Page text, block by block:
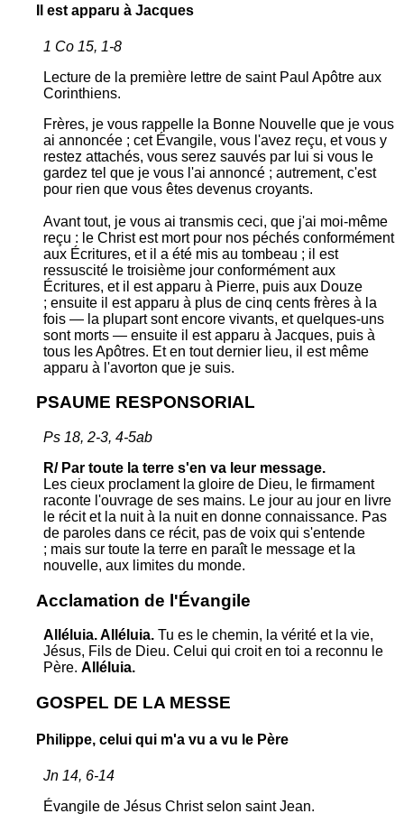
Il est apparu à Jacques
1 Co 15, 1-8
Lecture de la première lettre de saint Paul Apôtre aux
Corinthiens.
Frères, je vous rappelle la Bonne Nouvelle que je vous
ai annoncée ; cet Évangile, vous l'avez reçu, et vous y
restez attachés, vous serez sauvés par lui si vous le
gardez tel que je vous l'ai annoncé ; autrement, c'est
pour rien que vous êtes devenus croyants.
Avant tout, je vous ai transmis ceci, que j'ai moi-même
reçu : le Christ est mort pour nos péchés conformément
aux Écritures, et il a été mis au tombeau ; il est
ressuscité le troisième jour conformément aux
Écritures, et il est apparu à Pierre, puis aux Douze
; ensuite il est apparu à plus de cinq cents frères à la
fois — la plupart sont encore vivants, et quelques-uns
sont morts — ensuite il est apparu à Jacques, puis à
tous les Apôtres. Et en tout dernier lieu, il est même
apparu à l'avorton que je suis.
PSAUME RESPONSORIAL
Ps 18, 2-3, 4-5ab
R/ Par toute la terre s'en va leur message.
Les cieux proclament la gloire de Dieu, le firmament
raconte l'ouvrage de ses mains. Le jour au jour en livre
le récit et la nuit à la nuit en donne connaissance. Pas
de paroles dans ce récit, pas de voix qui s'entende
; mais sur toute la terre en paraît le message et la
nouvelle, aux limites du monde.
Acclamation de l'Évangile
Alléluia. Alléluia. Tu es le chemin, la vérité et la vie,
Jésus, Fils de Dieu. Celui qui croit en toi a reconnu le
Père. Alléluia.
GOSPEL DE LA MESSE
Philippe, celui qui m'a vu a vu le Père
Jn 14, 6-14
Évangile de Jésus Christ selon saint Jean.